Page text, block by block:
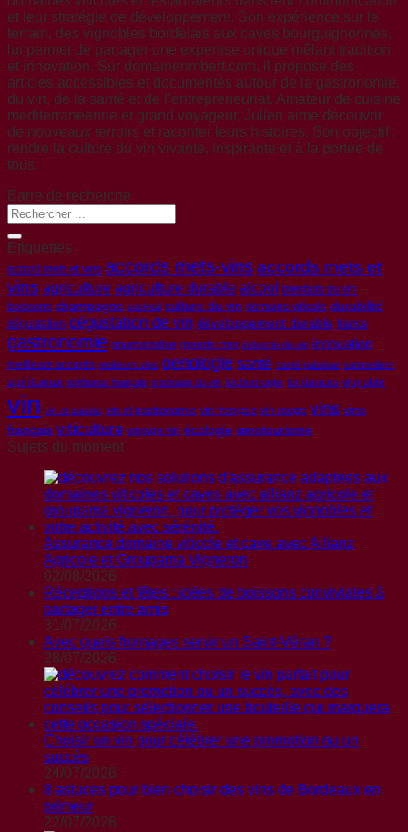
et leur stratégie de développement. Son expérience sur le
terrain, des vignobles bordelais aux caves bourguignonnes,
lui permet de partager une expertise unique mêlant tradition
et innovation. Sur domainerimbert.com, il propose des
articles accessibles et documentés autour de la gastronomie,
du vin, de la santé et de l’entrepreneuriat. Amateur de cuisine
méditerranéenne et grand voyageur, Julien aime découvrir
de nouveaux terroirs et raconter leurs histoires. Son objectif :
rendre la culture du vin vivante, inspirante et à la portée de
tous.
Barre de recherche
Etiquettes
accord mets et vins accords mets-vinsaccords mets et
vins agriculture agriculture durable alcool bienfaits du vin
boissons champagne cocktail culture du vin domaine viticole durabilité
dégustation dégustation de vin développement durable france
gastronomie gourmandise grands crus industrie du vin innovation
meilleurs accords meilleurs vins oenologie santé santé publique sommeliers
spiritueux spiritueux français stockage du vin technologie tendances vignoble
vin vin et cuisine vin et gastronomie vin français vin rouge vins vins
français viticulture voyage vin écologie œnotourisme
Sujets du moment
Assurance domaine viticole et cave avec Allianz
Agricole et Groupama Vigneron
02/08/2026
Réceptions et fêtes : idées de boissons conviviales à
partager entre amis
31/07/2026
Avec quels fromages servir un Saint-Véran ?
28/07/2026
Choisir un vin pour célébrer une promotion ou un
succès
24/07/2026
8 astuces pour bien choisir des vins de Bordeaux en
primeur
22/07/2026